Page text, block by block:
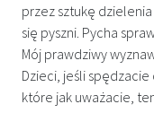
przez sztukę
się pyszni. Pycha
Mój prawdziwy
Dzieci, jeśli spędzacie
które jak uważacie,